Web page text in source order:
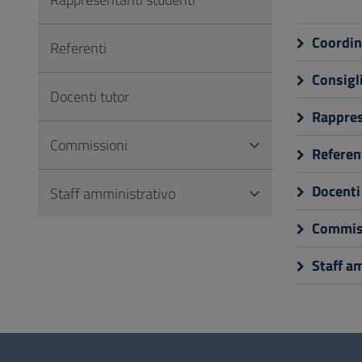
Footer
Staff
Referenti
Docenti tutor
Commissioni
Staff amministrativo
Questionario